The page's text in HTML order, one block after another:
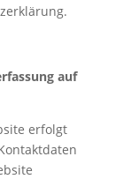
auf
erfolgt